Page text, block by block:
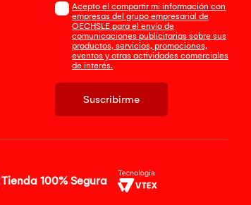
Acepto el compartir mi información con
empresas del grupo empresarial de
OECHSLE para el envío de
comunicaciones publicitarias sobre sus
productos, servicios, promociones,
eventos y otras actividades comerciales
de interés.
Suscribirme
Tienda 100% Segura